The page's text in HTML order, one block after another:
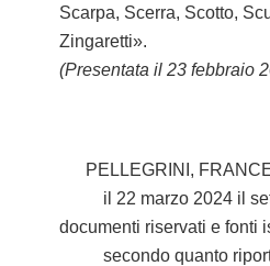
Scarpa, Scerra, Scotto,
Zingaretti».
(Presentata il 23 febbraio
PELLEGRINI,
il 22 marzo 2024 il
documenti riservati e fonti
secondo quanto